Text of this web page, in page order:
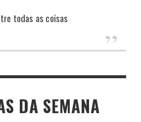
todas as coisas
DA SEMANA